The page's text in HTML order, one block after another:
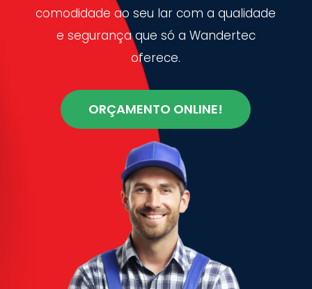
comodidade ao seu lar com a qualidade
e segurança que só a Wandertec
oferece.
ORÇAMENTO ONLINE!